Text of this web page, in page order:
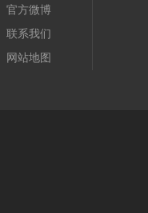
官方微博
联系我们
网站地图